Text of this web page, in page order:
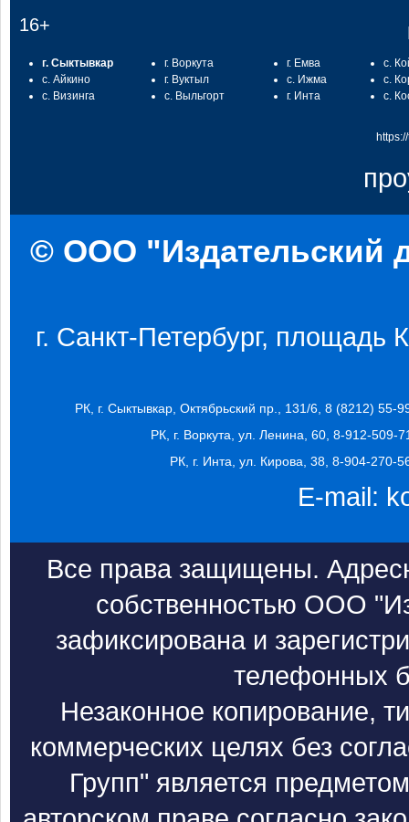
16+
г. Сыктывкар
с. Айкино
с. Визинга
г. Воркута
г. Вуктыл
с. Выльгорт
г. Емва
с. Ижма
г. Инта
с.
с.
с.
© ООО "Издательский
г. Санкт-Петербург, площадь
РК, г. Сыктывкар, Октябрьский пр., 131/6, 8 (8212) 55-
РК, г. Воркута, ул. Ленина, 60, 8-912-509-
РК, г. Инта, ул. Кирова, 38, 8-904-270-
E-mail:
Все права защищены.
собственностью ООО
зафиксирована и
телефонных
Незаконное копирование,
коммерческих целях без
Групп" является